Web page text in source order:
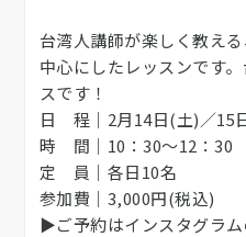
台湾人講師が楽しく教え
中心にしたレッスンです
スです！
日 程｜2月14日(土)／15
時 間｜10：30～12：30
定 員｜各日10名
参加費｜3,000円(税込)
▶ご予約はインスタグラ